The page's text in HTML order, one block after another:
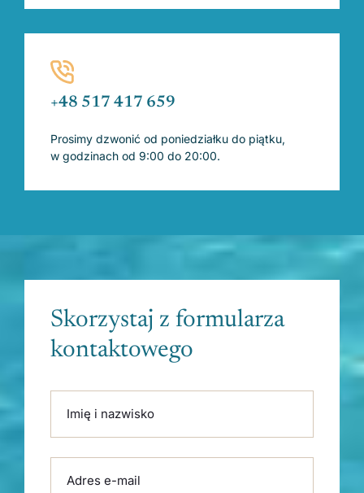
+48 517 417 659
Prosimy dzwonić od poniedziałku do piątku,
w godzinach od 9:00 do 20:00.
Skorzystaj z formularza
kontaktowego
Imię i nazwisko
Adres e-mail